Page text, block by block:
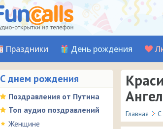
Праздники День рождения
С днем рождения
Поздравления от Путина
Топ аудио поздравлений
Женщине
Главная С